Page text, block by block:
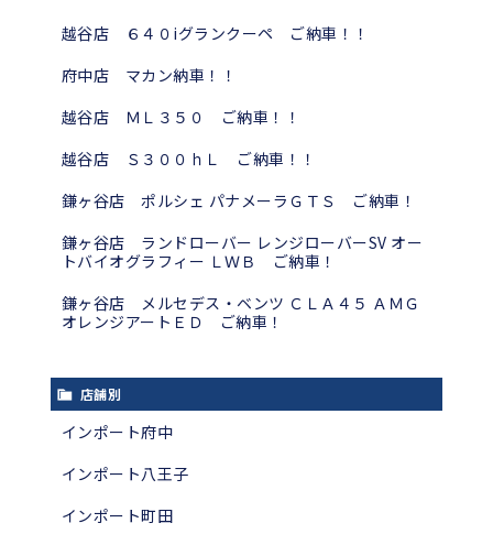
越谷店 ６４０iグランクーペ ご納車！！
府中店 マカン納車！！
越谷店 ＭＬ３５０ ご納車！！
越谷店 Ｓ３００ｈＬ ご納車！！
鎌ヶ谷店 ポルシェ パナメーラＧＴＳ ご納車！
鎌ヶ谷店 ランドローバー レンジローバーSV オー
トバイオグラフィー ＬＷＢ ご納車！
鎌ヶ谷店 メルセデス・ベンツ ＣＬＡ４５ ＡＭＧ
オレンジアートＥＤ ご納車！
店舗別
インポート府中
インポート八王子
インポート町田